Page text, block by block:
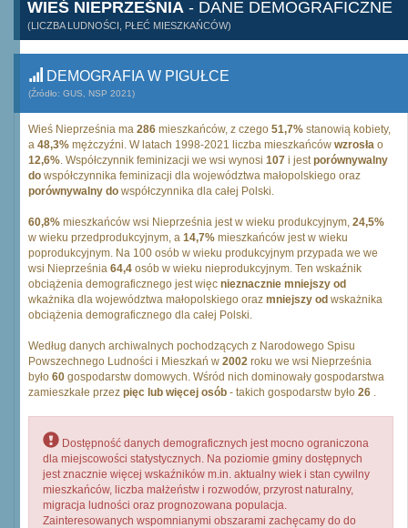
WIEŚ NIEPRZEŚNIA - DANE DEMOGRAFICZNE
(LICZBA LUDNOŚCI, PŁEĆ MIESZKAŃCÓW)
DEMOGRAFIA W PIGUŁCE
(Źródło: GUS, NSP 2021)
Wieś Nieprześnia ma 286 mieszkańców, z czego 51,7% stanowią kobiety,
a 48,3% mężczyźni. W latach 1998-2021 liczba mieszkańców wzrosła o
12,6%. Współczynnik feminizacji we wsi wynosi 107 i jestporównywalny
do współczynnika feminizacji dla województwa małopolskiego oraz
porównywalny do współczynnika dla całej Polski.
60,8% mieszkańców wsi Nieprześnia jest w wieku produkcyjnym, 24,5%
w wieku przedprodukcyjnym, a 14,7% mieszkańców jest w wieku
poprodukcyjnym. Na 100 osób w wieku produkcyjnym przypada we we
wsi Nieprześnia 64,4 osób w wieku nieprodukcyjnym. Ten wskaźnik
obciążenia demograficznego jest więc nieznacznie mniejszy od
wkażnika dla województwa małopolskiego oraz mniejszy od wskażnika
obciążenia demograficznego dla całej Polski.
Według danych archiwalnych pochodzących z Narodowego Spisu
Powszechnego Ludności i Mieszkań w 2002 roku we wsi Nieprześnia
było 60 gospodarstw domowych. Wśród nich dominowały gospodarstwa
zamieszkałe przez pięc lub więcej osób - takich gospodarstw było 26 .
Dostępność danych demograficznych jest mocno ograniczona
dla miejscowości statystycznych. Na poziomie gminy dostępnych
jest znacznie więcej wskaźników m.in. aktualny wiek i stan cywilny
mieszkańców, liczba małżeństw i rozwodów, przyrost naturalny,
migracja ludności oraz prognozowana populacja.
Zainteresowanych wspomnianymi obszarami zachęcamy do do